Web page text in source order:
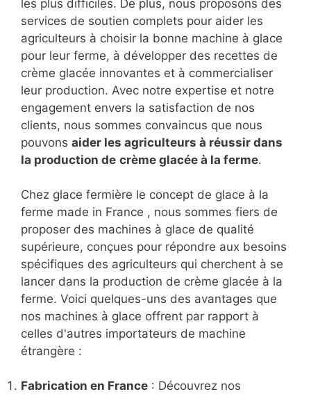
les plus difficiles. De plus, nous proposons des
services de soutien complets pour aider les
agriculteurs à choisir la bonne machine à glace
pour leur ferme, à développer des recettes de
crème glacée innovantes et à commercialiser
leur production. Avec notre expertise et notre
engagement envers la satisfaction de nos
clients, nous sommes convaincus que nous
pouvons aider les agriculteurs à réussir dans
la production de crème glacée à la ferme.
Chez glace fermière le concept de glace à la
ferme made in France , nous sommes fiers de
proposer des machines à glace de qualité
supérieure, conçues pour répondre aux besoins
spécifiques des agriculteurs qui cherchent à se
lancer dans la production de crème glacée à la
ferme. Voici quelques-uns des avantages que
nos machines à glace offrent par rapport à
celles d'autres importateurs de machine
étrangère :
Fabrication en France : Découvrez nos